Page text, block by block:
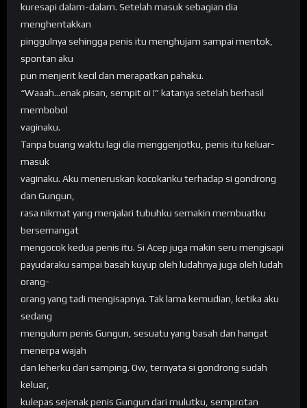
kuresapi dalam-dalam. Setelah masuk sebagian dia
menghentakkan
pinggulnya sehingga penis itu menghujam sampai mentok,
spontan aku
pun menjerit kecil dan merapatkan pahaku.
“Waaah…enak pisan, sempit oi !” katanya setelah berhasil
membobol
vaginaku.
Tanpa buang waktu lagi dia menggenjotku, penis itu keluar-
masuk
vaginaku. Aku meneruskan kocokanku terhadap si gondrong
dan Gungun,
rasa nikmat yang menjalari tubuhku semakin membuatku
bersemangat
mengocok kedua penis itu. Si Acep juga makin seru mengisapi
payudaraku sampai basah kuyup oleh ludahnya juga oleh ludah
orang-
orang yang tadi mengisapnya. Tak lama kemudian, ketika aku
sedang
mengulum penis Gungun, sesuatu yang basah dan hangat
menerpa wajah
dan leherku dari samping. Ow, ternyata si gondrong sudah
keluar,
kulepas sejenak penis Gungun dari mulutku, semprotan